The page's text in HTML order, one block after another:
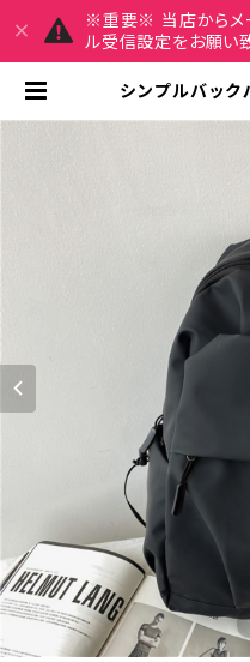
※重要※ 当店からメ
ル受信設定をお願い
シンプルバッ
女兼用 A4収
韓国風 カジュ
ー K-B0216 |
0代,30代,40